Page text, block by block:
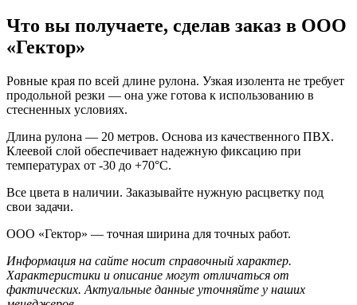
Что вы получаете, сделав заказ в ООО
«Гектор»
Ровные края по всей длине рулона. Узкая изолента не требует
продольной резки — она уже готова к использованию в
стесненных условиях.
Длина рулона — 20 метров. Основа из качественного ПВХ.
Клеевой слой обеспечивает надежную фиксацию при
температурах от -30 до +70°C.
Все цвета в наличии. Заказывайте нужную расцветку под
свои задачи.
ООО «Гектор» — точная ширина для точных работ.
Информация на сайте носит справочный характер.
Характеристики и описание могут отличаться от
фактических. Актуальные данные уточняйте у наших